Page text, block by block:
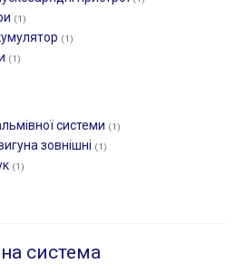
(1)
(1)
(1)
системи (1)
зовнішні (1)
(1)
система